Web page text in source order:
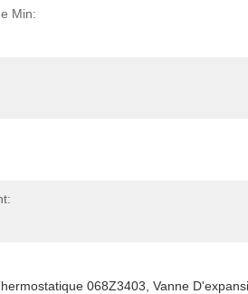
Min:
068Z3403 Vanne